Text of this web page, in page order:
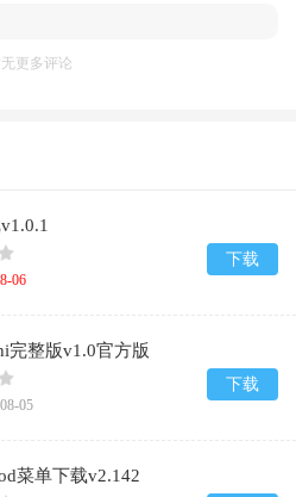
更多评论
06
下载
完整版v1.0官方版
08-05
下载
菜单下载v2.142